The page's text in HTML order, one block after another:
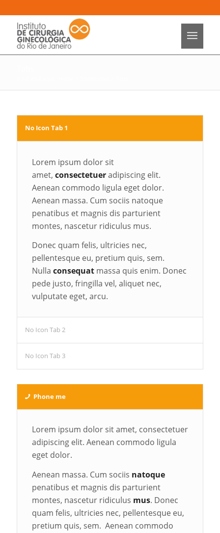
No Icon Tab 1
Lorem ipsum dolor sit
amet, consectetueradipiscing elit.
Aenean commodo ligula eget dolor.
Aenean massa. Cum sociis natoque
penatibus et magnis dis parturient
montes, nascetur ridiculus mus.
Donec quam felis, ultricies nec,
pellentesque eu, pretium quis, sem.
Nulla consequatmassa quis enim. Donec
pede justo, fringilla vel, aliquet nec,
vulputate eget, arcu.
No Icon Tab 2
No Icon Tab 3
Phone me
Lorem ipsum dolor sit amet, consectetuer
adipiscing elit. Aenean commodo ligula
eget dolor.
Aenean massa. Cum sociis natoque
penatibus et magnis dis parturient
montes, nascetur ridiculus mus. Donec
quam felis, ultricies nec, pellentesque eu,
pretium quis, sem. Aenean commodo